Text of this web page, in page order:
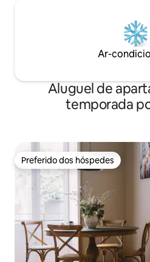
Ar-
Aluguel de
temporada
Preferido dos hóspedes
Preferido dos hóspedes